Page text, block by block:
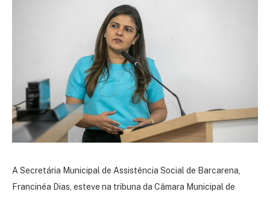
A Secretária Municipal de Assistência Social de Barcarena,
Francinéa Dias, esteve na tribuna da Câmara Municipal de